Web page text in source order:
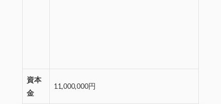
資本
金
11,000,000円